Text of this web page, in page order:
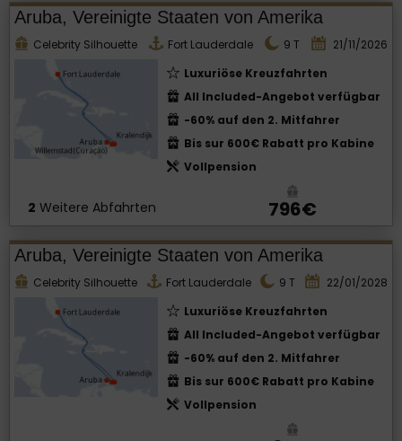
Aruba, Vereinigte Staaten von Amerika
Celebrity Silhouette Fort Lauderdale 9 T
21/11/2026
Luxuriöse Kreuzfahrten
All Included-Angebot verfügbar
-60% auf den 2. Mitfahrer
Bis sur 600€ Rabatt pro Kabine
Vollpension
2 Weitere Abfahrten 796€
Aruba, Vereinigte Staaten von Amerika
Celebrity Silhouette Fort Lauderdale 9 T
22/01/2028
Luxuriöse Kreuzfahrten
All Included-Angebot verfügbar
-60% auf den 2. Mitfahrer
Bis sur 600€ Rabatt pro Kabine
Vollpension